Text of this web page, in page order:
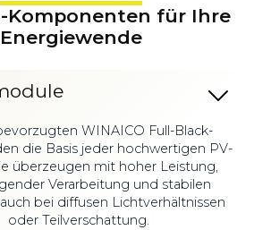
Komponenten für Ihre
Energiewende
WINAICO Full-Black-
die Basis jeder hochwertigen PV-
überzeugen mit hoher Leistung,
Verarbeitung und stabilen
bei diffusen Lichtverhältnissen
oder Teilverschattung.